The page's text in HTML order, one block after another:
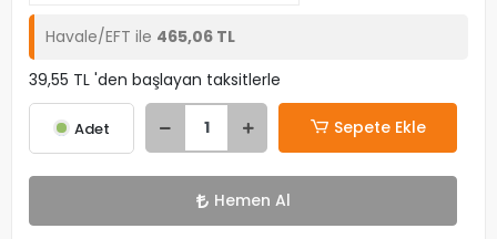
Havale/EFT ile 465,06 TL
39,55 TL 'den başlayan taksitlerle
Adet Sepete Ekle
Hemen Al